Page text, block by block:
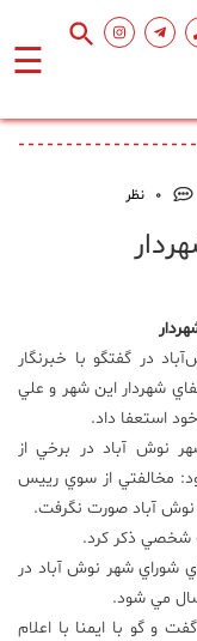
☰
0 نظر
در گفتگو با خبرنگار
شهردار اين شهر و علي
استعفا داد.
نوش آباد در برخي از
مخالفتي از سوي رييس
آباد صورت نگرفت.
شخصي ذكر كرد.
شوراي شهر نوش آباد در
مي شود.
و گو با ایمنا با اعلام